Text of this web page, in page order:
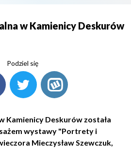
w Kamienicy Deskurów
Podziel się
Kamienicy Deskurów została
wystawy "Portrety i
Mieczysław Szewczuk,